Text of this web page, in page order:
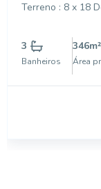
Terreno : 8 x 18 Descrição do Imóvel : 3 Pavimentos
3
Banheiros
346m²
Área